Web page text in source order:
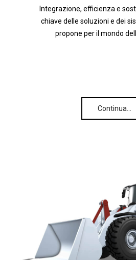
Integrazione, efficienza e
chiave delle soluzioni e dei
propone per il mondo
Continua…